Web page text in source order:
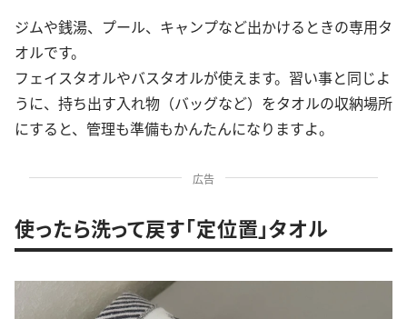
ジムや銭湯、プール、キャンプなど出かけるときの専用タ
オルです。
フェイスタオルやバスタオルが使えます。習い事と同じよ
うに、持ち出す入れ物（バッグなど）をタオルの収納場所
にすると、管理も準備もかんたんになりますよ。
広告
使ったら洗って戻す「定位置」タオル